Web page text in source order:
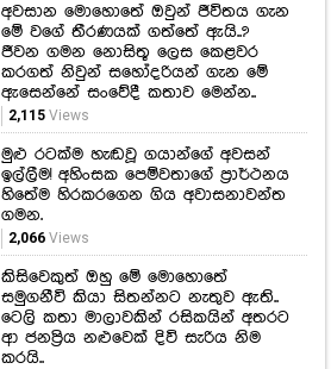
අවසාන මොහොතේ ඔවුන් ජීවිතය ගැන
මේ වගේ තීරණයක් ගත්තේ ඇයි..?
ජීවන ගමන නොසිතූ ලෙස කෙළවර
කරගත් නිවුන් සහෝදරියන් ගැන මේ
ඇසෙන්නේ සංවේදී කතාව මෙන්න..
2,115Views
මුළු රටක්ම හැඬවූ ගයාන්ගේ අවසන්
ඉල්ලීම! අහිංසක පෙම්වතාගේ ප්‍රාර්ථනය
හිතේම හිරකරගෙන ගිය අවාසනාවන්ත
ගමන.
2,066Views
කිසිවෙකුත් ඔහු මේ මොහොතේ
සමුගනීවි කියා සිතන්නට නැතුව ඇති..
ටෙලි කතා මාලාවකින් රසිකයින් අතරට
ආ ජනප්‍රිය නළුවෙක් දිවි සැරිය නිම
කරයි..